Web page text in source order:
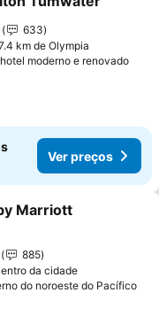
aos favoritos
633
km de Olympia
moderno e renovado
Ver preços
aos favoritos
Marriott
885
da cidade
do noroeste do Pacífico